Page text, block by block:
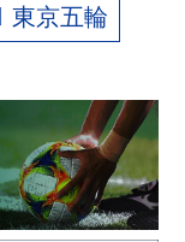
東京五輪